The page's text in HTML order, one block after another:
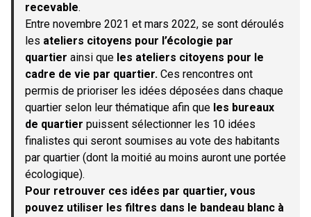
recevable.
Entre novembre 2021 et mars 2022, se sont déroulés
les ateliers citoyens pour l’écologie par
quartier ainsi que les ateliers citoyens pour le
cadre de vie par quartier. Ces rencontres ont
permis de prioriser les idées déposées dans chaque
quartier selon leur thématique afin que les bureaux
de quartier puissent sélectionner les 10 idées
finalistes qui seront soumises au vote des habitants
par quartier (dont la moitié au moins auront une portée
écologique).
Pour retrouver ces idées par quartier, vous
pouvez utiliser les filtres dans le bandeau blanc à